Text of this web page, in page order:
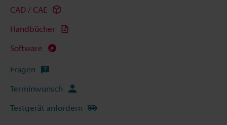
CAD / CAE
Handbücher
Software
Fragen
Terminwunsch
Testgerät anfordern